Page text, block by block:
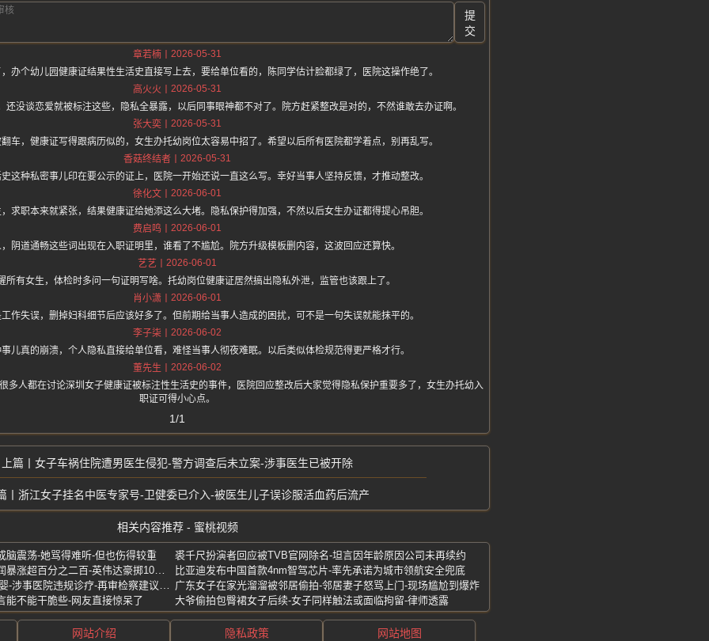
提
交
章若楠
2026-05-31
办个幼儿园健康证结果性生活史直接写上去，要给单位看的，陈同学估计脸都绿了，医院这操作绝了。
高火火
2026-05-31
还没谈恋爱就被标注这些，隐私全暴露，以后同事眼神都不对了。院方赶紧整改是对的，不然谁敢去办证啊。
张大奕
2026-05-31
车，健康证写得跟病历似的，女生办托幼岗位太容易中招了。希望以后所有医院都学着点，别再乱写。
香菇终结者
2026-05-31
这种私密事儿印在要公示的证上，医院一开始还说一直这么写。幸好当事人坚持反馈，才推动整改。
徐化文
2026-06-01
求职本来就紧张，结果健康证给她添这么大堵。隐私保护得加强，不然以后女生办证都得提心吊胆。
费启鸣
2026-06-01
阴道通畅这些词出现在入职证明里，谁看了不尴尬。院方升级模板删内容，这波回应还算快。
艺艺
2026-06-01
所有女生，体检时多问一句证明写啥。托幼岗位健康证居然搞出隐私外泄，监管也该跟上了。
肖小潇
2026-06-01
作失误，删掉妇科细节后应该好多了。但前期给当事人造成的困扰，可不是一句失误就能抹平的。
李子柒
2026-06-02
儿真的崩溃，个人隐私直接给单位看，难怪当事人彻夜难眠。以后类似体检规范得更严格才行。
董先生
2026-06-02
多人都在讨论深圳女子健康证被标注性生活史的事件，医院回应整改后大家觉得隐私保护重要多了，女生办托幼入
职证可得小心点。
1/1
女子车祸住院遭男医生侵犯-警方调查后未立案-涉事医生已被开除
浙江女子挂名中医专家号-卫健委已介入-被医生儿子误诊服活血药后流产
相关内容推荐 - 蜜桃视频
脑震荡-她骂得难听-但也伤得较重 裘千尺扮演者回应被TVB官网除名-坦言因年龄原因公司未再续约
比亚迪发布中国首款4nm智驾芯片-率先承诺为城市领航安全兜底
广东女子在家光溜溜被邻居偷拍-邻居妻子怒骂上门-现场尴尬到爆炸
能不能干脆些-网友直接惊呆了
大爷偷拍包臀裙女子后续-女子同样触法或面临拘留-律师透露
网站介绍 隐私政策 网站地图